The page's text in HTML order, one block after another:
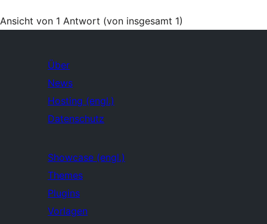
Ansicht von 1 Antwort (von insgesamt 1)
Über
News
Hosting (engl.)
Datenschutz
Showcase (engl.)
Themes
Plugins
Vorlagen